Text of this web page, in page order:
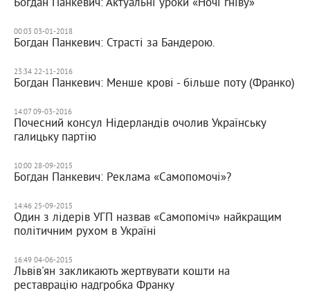
00:03 03-01-2018
Богдан Панкевич: Страсті за Бандерою.
23:34 22-11-2016
Богдан Панкевич: Менше крові - більше поту (Франко)
14:07 09-03-2016
Почесний консул Нідерландів очолив Українську
галицьку партію
10:00 28-09-2015
Богдан Панкевич: Реклама «Самопомочі»?
14:46 25-09-2015
Один з лідерів УГП назвав «Самопоміч» найкращим
політичним рухом в Україні
16:49 04-06-2015
Львів'ян закликають жертвувати кошти на
реставрацію надгробка Франку